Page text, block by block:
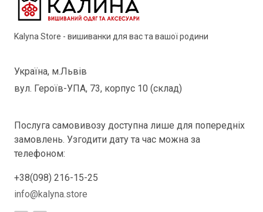
Kalyna Store - вишиванки для вас та вашої родини
Україна, м.Львів
вул. Героїв-УПА, 73, корпус 10 (склад)
Послуга самовивозу доступна лише для попередніх
замовлень. Узгодити дату та час можна за
телефоном:
+38(098) 216-15-25
info@kalyna.store